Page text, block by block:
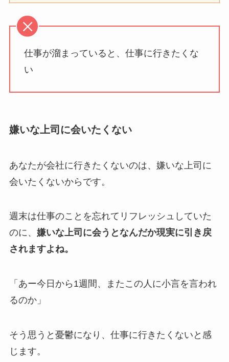
仕事が溜まっていると、仕事に行きたくな
い
嫌いな上司に会いたくない
あなたが会社に行きたくないのは、嫌いな上司に
会いたくないからです。
週末は仕事のことを忘れてリフレッシュしていた
のに、 嫌いな上司に会うとなんだか現実に引き戻
されますよね。
「あー今日から1週間、またこの人に小言を言われ
るのか」
そう思うと憂鬱になり、仕事に行きたくないと感
じます。